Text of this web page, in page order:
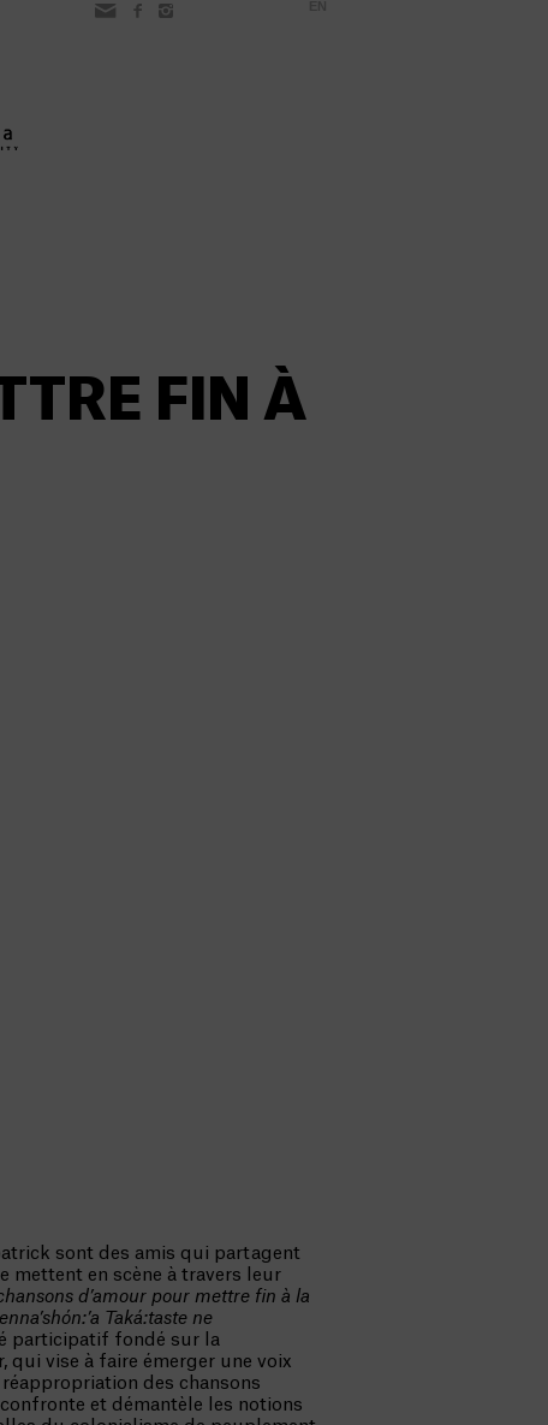
FIN À
sont des amis qui partagent
mettent en scène à travers leur
d’amour pour mettre fin à la
Taká:taste ne
participatif fondé sur la
qui vise à faire émerger une voix
réappropriation des chansons
et démantèle les notions